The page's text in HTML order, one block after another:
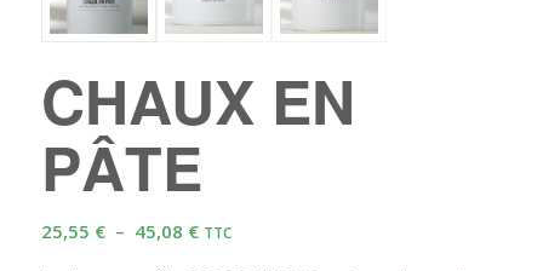
CHAUX EN
PÂTE
25,55 € – 45,08 €Plage
TTC